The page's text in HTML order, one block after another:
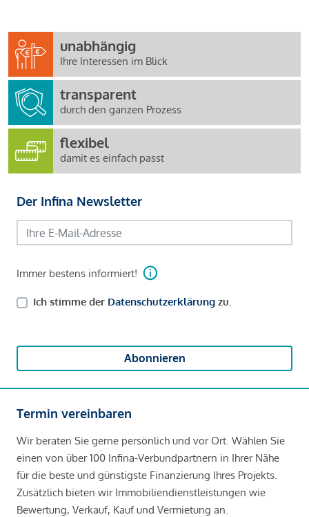
unabhängig
Ihre Interessen im Blick
transparent
durch den ganzen Prozess
flexibel
damit es einfach passt
Der Infina Newsletter
Immer bestens informiert!
Ich stimme der Datenschutzerklärung zu.
Abonnieren
Termin vereinbaren
Wir beraten Sie gerne persönlich und vor Ort. Wählen Sie
einen von über 100 Infina-Verbundpartnern in Ihrer Nähe
für die beste und günstigste Finanzierung Ihres Projekts.
Zusätzlich bieten wir Immobiliendienstleistungen wie
Bewertung, Verkauf, Kauf und Vermietung an.